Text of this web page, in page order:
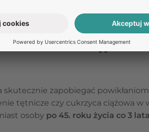
wykrycie jest tak ważne. Jakie
Na czym polega leczenie w
laboratoryjne i
zapobiegać
tętnicze czy cukrzyca ciążowa w
osoby po 45. roku życia co 3 lata